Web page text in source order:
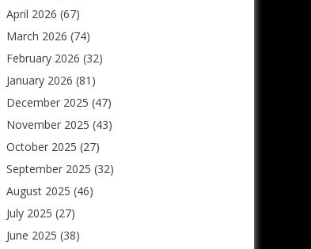
April 2026 (67)
March 2026 (74)
February 2026 (32)
January 2026 (81)
December 2025 (47)
November 2025 (43)
October 2025 (27)
September 2025 (32)
August 2025 (46)
July 2025 (27)
June 2025 (38)